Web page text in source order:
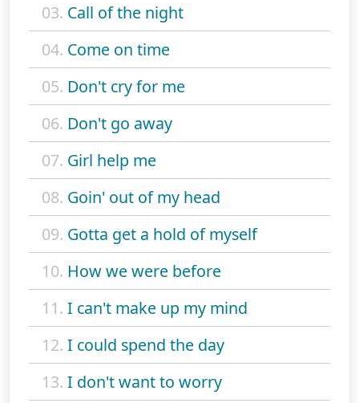
03. Call of the night
04. Come on time
05. Don't cry for me
06. Don't go away
07. Girl help me
08. Goin' out of my head
09. Gotta get a hold of myself
10. How we were before
11. I can't make up my mind
12. I could spend the day
13. I don't want to worry